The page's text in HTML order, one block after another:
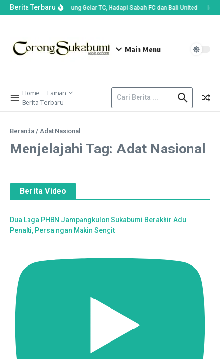
Berita TerbaruPersib Bandung Gelar TC, Hadapi Sabah FC dan Bali United Ide
Main Menu
Home
Laman
Berita Terbaru
Beranda / Adat Nasional
Menjelajahi Tag: Adat Nasional
Berita Video
Dua Laga PHBN Jampangkulon Sukabumi Berakhir Adu
Penalti, Persaingan Makin Sengit